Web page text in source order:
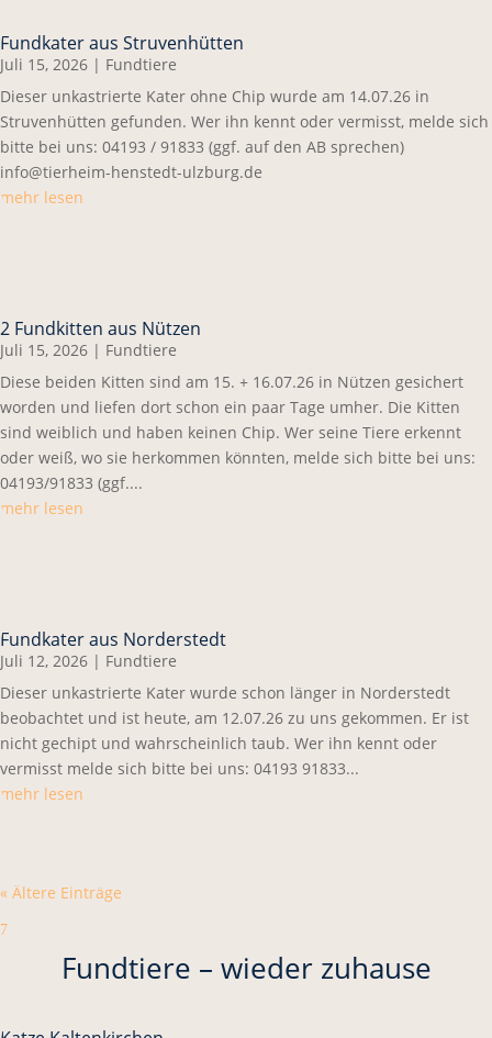
Fundkater aus Struvenhütten
Juli 15, 2026 | Fundtiere
Dieser unkastrierte Kater ohne Chip wurde am 14.07.26 in
Struvenhütten gefunden. Wer ihn kennt oder vermisst, melde sich
bitte bei uns: 04193 / 91833 (ggf. auf den AB sprechen)
info@tierheim-henstedt-ulzburg.de
mehr lesen
2 Fundkitten aus Nützen
Juli 15, 2026 | Fundtiere
Diese beiden Kitten sind am 15. + 16.07.26 in Nützen gesichert
worden und liefen dort schon ein paar Tage umher. Die Kitten
sind weiblich und haben keinen Chip. Wer seine Tiere erkennt
oder weiß, wo sie herkommen könnten, melde sich bitte bei uns:
04193/91833 (ggf....
mehr lesen
Fundkater aus Norderstedt
Juli 12, 2026 | Fundtiere
Dieser unkastrierte Kater wurde schon länger in Norderstedt
beobachtet und ist heute, am 12.07.26 zu uns gekommen. Er ist
nicht gechipt und wahrscheinlich taub. Wer ihn kennt oder
vermisst melde sich bitte bei uns: 04193 91833...
mehr lesen
« Ältere Einträge
7
Fundtiere – wieder zuhause